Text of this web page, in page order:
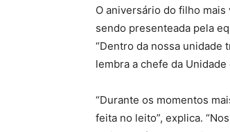
O aniversário do filho mais
sendo presenteada pela
“Dentro da nossa unidade
lembra a chefe da
“Durante os momentos
feita no leito”, explica.